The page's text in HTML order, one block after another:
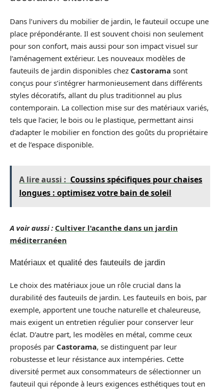
Dans l’univers du mobilier de jardin, le fauteuil occupe une
place prépondérante. Il est souvent choisi non seulement
pour son confort, mais aussi pour son impact visuel sur
l’aménagement extérieur. Les nouveaux modèles de
fauteuils de jardin disponibles chez Castorama sont
conçus pour s’intégrer harmonieusement dans différents
styles décoratifs, allant du plus traditionnel au plus
contemporain. La collection mise sur des matériaux variés,
tels que l’acier, le bois ou le plastique, permettant ainsi
d’adapter le mobilier en fonction des goûts du propriétaire
et de l’espace disponible.
A lire aussi : Coussins spécifiques pour chaises
longues : optimisez votre bain de soleil
A voir aussi : Cultiver l'acanthe dans un jardin
méditerranéen
Matériaux et qualité des fauteuils de jardin
Le choix des matériaux joue un rôle crucial dans la
durabilité des fauteuils de jardin. Les fauteuils en bois, par
exemple, apportent une touche naturelle et chaleureuse,
mais exigent un entretien régulier pour conserver leur
éclat. D’autre part, les modèles en métal, comme ceux
proposés par Castorama, se distinguent par leur
robustesse et leur résistance aux intempéries. Cette
diversité permet aux consommateurs de sélectionner un
fauteuil qui réponde à leurs exigences esthétiques tout en